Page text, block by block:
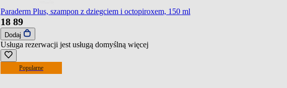
Paraderm Plus, szampon z dziegciem i octopiroxem, 150 ml
18 89
Dodaj
Usługa rezerwacji jest usługą domyślną więcej
Popularne